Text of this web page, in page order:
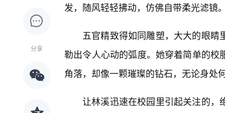
分享
发，随风轻轻拂动，仿佛自带柔光滤镜
五官精致得如同雕塑，大大的眼
勒出令人心动的弧度。她穿着简单的
角落，却像一颗璀璨的钻石，无论身处
让林溪迅速在校园里引起关注的，